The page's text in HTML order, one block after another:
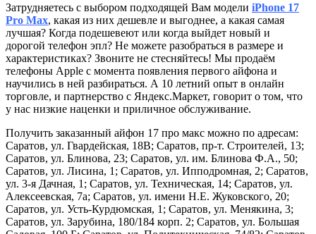
Затрудняетесь с выбором подходящей Вам модели iPhone 17
Pro Max, какая из них дешевле и выгоднее, а какая самая
лучшая? Когда подешевеют или когда выйдет новый и
дорогой телефон эпл? Не можете разобраться в размере и
характеристиках? Звоните не стесняйтесь! Мы продаём
телефоны Apple с момента появления первого айфона и
научились в ней разбираться. А 10 летний опыт в онлайн
торговле, и партнерство с Яндекс.Маркет, говорит о том, что
у нас низкие наценки и приличное обслуживание.
Получить заказанный айфон 17 про макс можно по адресам:
Саратов, ул. Гвардейская, 18В; Саратов, пр-т. Строителей, 13;
Саратов, ул. Блинова, 23; Саратов, ул. им. Блинова Ф.А., 50;
Саратов, ул. Лисина, 1; Саратов, ул. Ипподромная, 2; Саратов,
ул. 3-я Дачная, 1; Саратов, ул. Техническая, 14; Саратов, ул.
Алексеевская, 7а; Саратов, ул. имени Н.Е. Жуковского, 20;
Саратов, ул. Усть-Курдюмская, 1; Саратов, ул. Менякина, 3;
Саратов, ул. Зарубина, 180/184 корп. 2; Саратов, ул. Большая